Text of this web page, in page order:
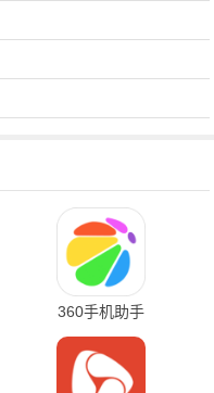
360手机助手
10.2.2 官方版